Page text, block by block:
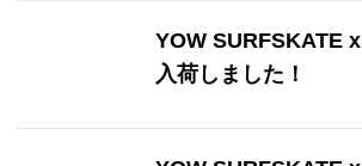
YOW SURFSKATE
入荷しました！